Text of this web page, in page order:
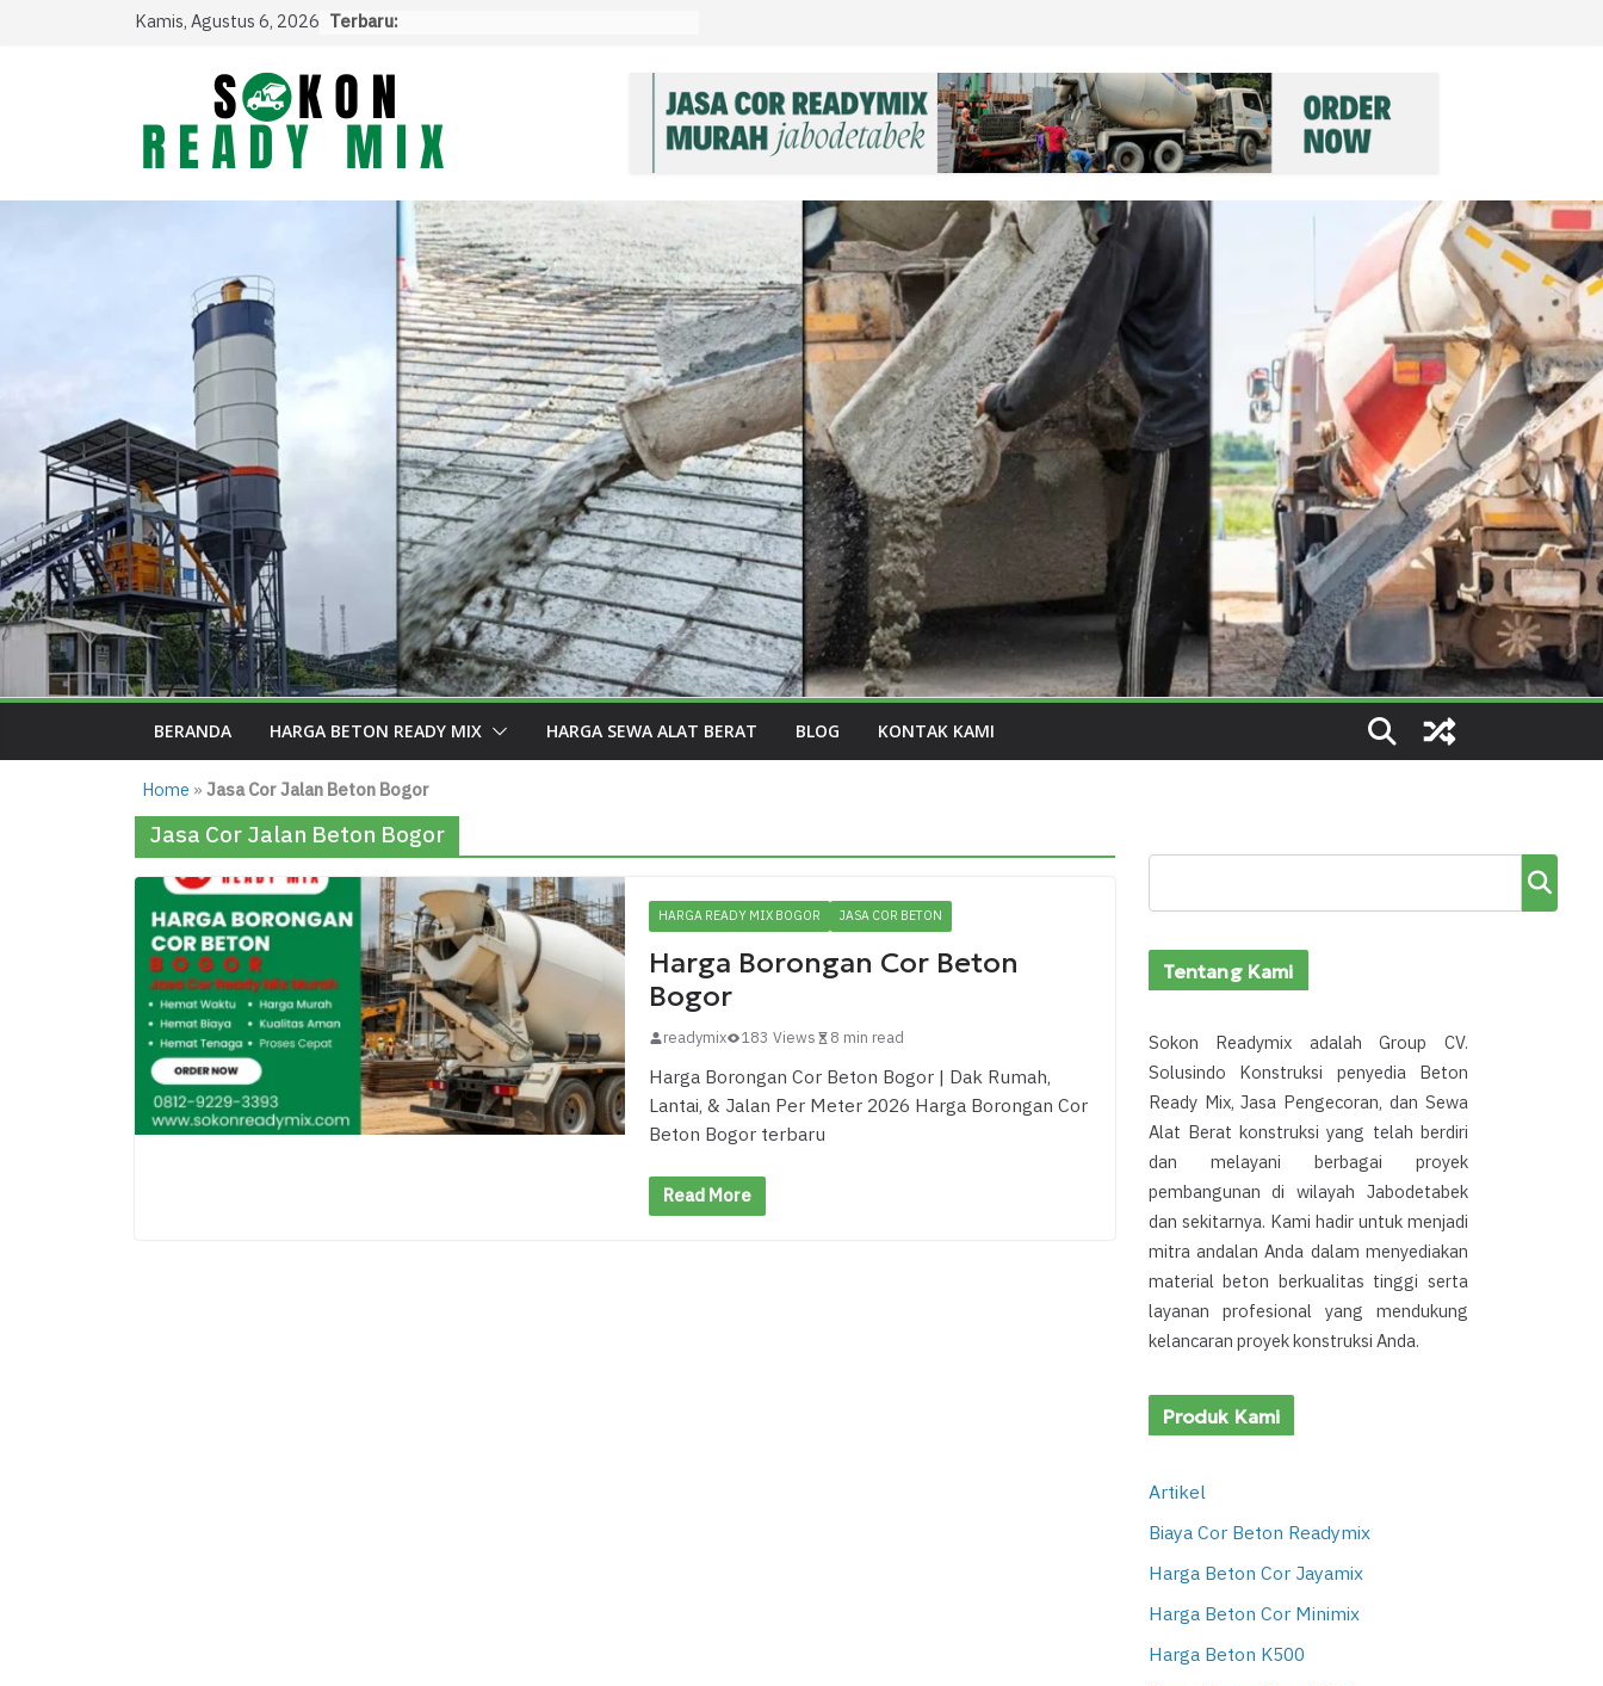
Kamis, Agustus 6, 2026 Terbaru:
BERANDA HARGA BETON READY MIX HARGA SEWA ALAT BERAT BLOG KONTAK KAMI
Home »Jasa Cor Jalan Beton Bogor
Jasa Cor Jalan Beton Bogor
HARGA READY MIX BOGOR JASA COR BETON
Harga Borongan Cor Beton
Bogor
readymix 183 Views 8 min read
Harga Borongan Cor Beton Bogor | Dak Rumah,
Lantai, & Jalan Per Meter 2026 Harga Borongan Cor
Beton Bogor terbaru
Read More
Cari
Tentang Kami
Sokon Readymix adalah Group CV.
Solusindo Konstruksi penyedia Beton
Ready Mix, Jasa Pengecoran, dan Sewa
Alat Berat konstruksi yang telah berdiri
dan melayani berbagai proyek
pembangunan di wilayah Jabodetabek
dan sekitarnya. Kami hadir untuk menjadi
mitra andalan Anda dalam menyediakan
material beton berkualitas tinggi serta
layanan profesional yang mendukung
kelancaran proyek konstruksi Anda.
Produk Kami
Artikel
Biaya Cor Beton Readymix
Harga Beton Cor Jayamix
Harga Beton Cor Minimix
Harga Beton K500